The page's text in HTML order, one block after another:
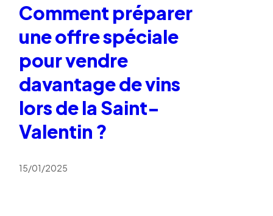
Comment préparer
une offre spéciale
pour vendre
davantage de vins
lors de la Saint-
Valentin ?
15/01/2025